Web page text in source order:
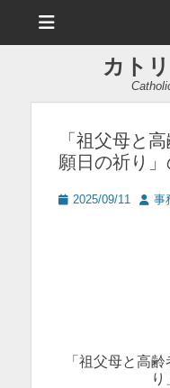
ュ
カト
「祖父母と
願日の祈り
投 2025/09/11
投 事
「祖父母と高